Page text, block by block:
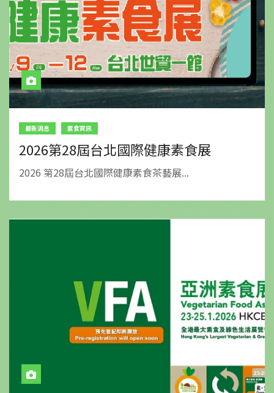
最新消息 素食資訊
2026第28屆台北國際健康素食展
2026 第28屆台北國際健康素食茶藝展...